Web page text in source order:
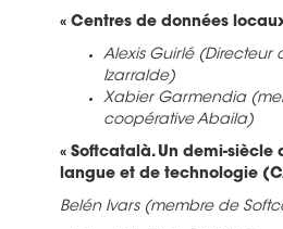
« Centres de données locaux
Alexis Guirlé (Directeur
Izarralde)
Xabier Garmendia
coopérative Abaila)
« Softcatalà. Un demi-siècle
langue et de technologie
Belén Ivars (membre de